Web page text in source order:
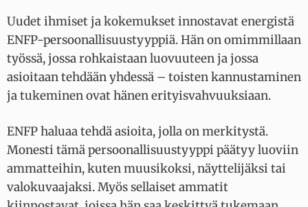
Uudet ihmiset ja kokemukset innostavat energistä
ENFP-persoonallisuustyyppiä. Hän on omimmillaan
työssä, jossa rohkaistaan luovuuteen ja jossa
asioitaan tehdään yhdessä – toisten kannustaminen
ja tukeminen ovat hänen erityisvahvuuksiaan.
ENFP haluaa tehdä asioita, jolla on merkitystä.
Monesti tämä persoonallisuustyyppi päätyy luoviin
ammatteihin, kuten muusikoksi, näyttelijäksi tai
valokuvaajaksi. Myös sellaiset ammatit